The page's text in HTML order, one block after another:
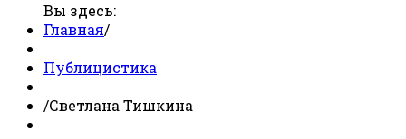
Вы здесь:
Главная/
Публицистика
/Светлана Тишкина